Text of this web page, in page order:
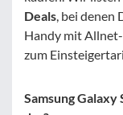
Deals, bei denen
Handy mit
zum
Samsung